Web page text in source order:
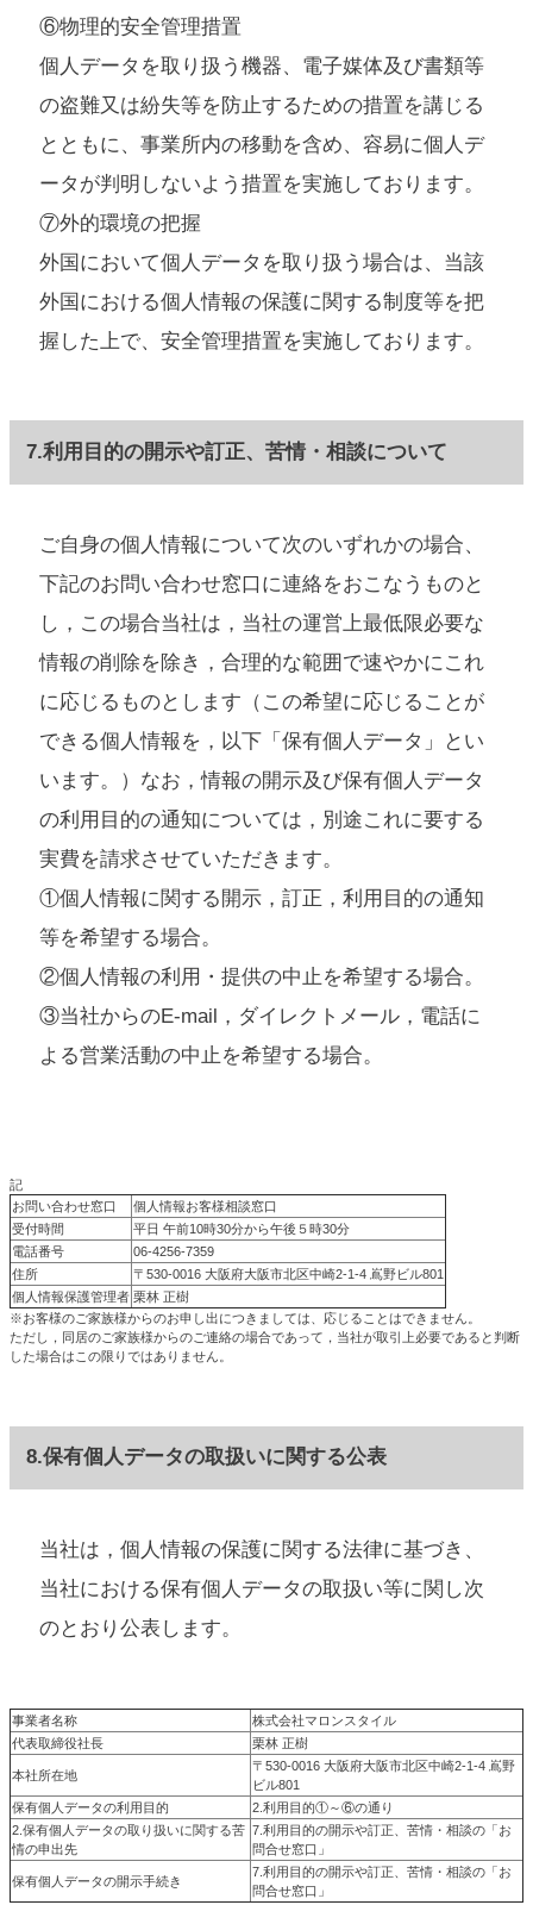
⑥物理的安全管理措置
個人データを取り扱う機器、電子媒体及び書類等
の盗難又は紛失等を防止するための措置を講じる
とともに、事業所内の移動を含め、容易に個人デ
ータが判明しないよう措置を実施しております。
⑦外的環境の把握
外国において個人データを取り扱う場合は、当該
外国における個人情報の保護に関する制度等を把
握した上で、安全管理措置を実施しております。
7.利用目的の開示や訂正、苦情・相談について
ご自身の個人情報について次のいずれかの場合、
下記のお問い合わせ窓口に連絡をおこなうものと
し，この場合当社は，当社の運営上最低限必要な
情報の削除を除き，合理的な範囲で速やかにこれ
に応じるものとします（この希望に応じることが
できる個人情報を，以下「保有個人データ」とい
います。）なお，情報の開示及び保有個人データ
の利用目的の通知については，別途これに要する
実費を請求させていただきます。
①個人情報に関する開示，訂正，利用目的の通知
等を希望する場合。
②個人情報の利用・提供の中止を希望する場合。
③当社からのE-mail，ダイレクトメール，電話に
よる営業活動の中止を希望する場合。
記
お問い合わせ窓口
個人情報お客様相談窓口
受付時間
平日 午前10時30分から午後５時30分
電話番号
06-4256-7359
住所
〒530-0016 大阪府大阪市北区中崎2-1-4 嶌野ビル801
個人情報保護管理者 栗林 正樹
※お客様のご家族様からのお申し出につきましては、応じることはできません。
ただし，同居のご家族様からのご連絡の場合であって，当社が取引上必要であると判断
した場合はこの限りではありません。
8.保有個人データの取扱いに関する公表
当社は，個人情報の保護に関する法律に基づき、
当社における保有個人データの取扱い等に関し次
のとおり公表します。
事業者名称
株式会社マロンスタイル
代表取締役社長
栗林 正樹
本社所在地
〒530-0016 大阪府大阪市北区中崎2-1-4 嶌野
ビル801
保有個人データの利用目的
2.利用目的①～⑥の通り
2.保有個人データの取り扱いに関する苦
情の申出先
7.利用目的の開示や訂正、苦情・相談の「お
問合せ窓口」
保有個人データの開示手続き
7.利用目的の開示や訂正、苦情・相談の「お
問合せ窓口」